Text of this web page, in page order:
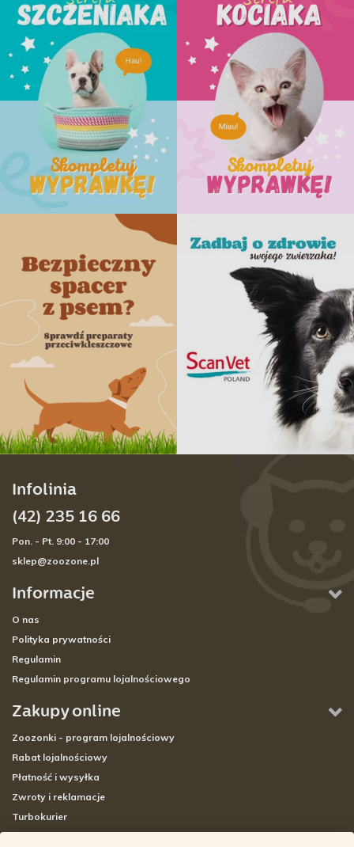
Informacje
O nas
Polityka prywatności
Regulamin
Regulamin programu lojalnościowego
Zakupy online
Zoozonki - program lojalnościowy
Rabat lojalnościowy
Płatność i wysyłka
Zwroty i reklamacje
Turbokurier
Infolinia
(42) 235 16 66
Pon. - Pt. 9:00 - 17:00
sklep@zoozone.pl